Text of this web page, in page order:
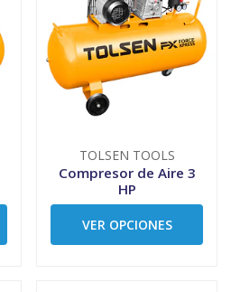
TOLSEN TOOLS
Compresor de Aire 3
HP
VER OPCIONES